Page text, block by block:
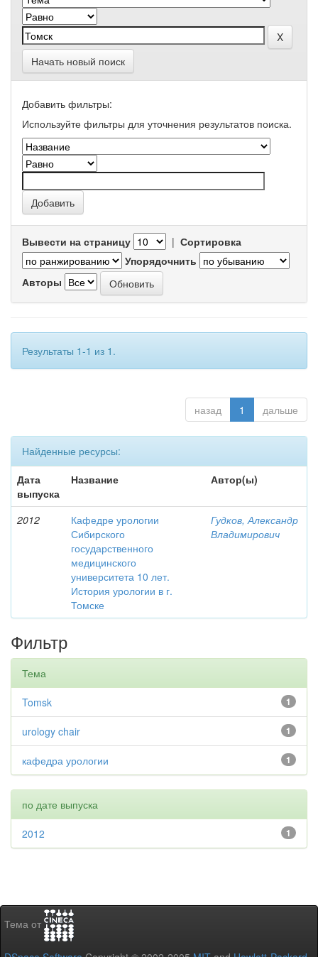
Начать новый поиск
Добавить фильтры:
Используйте фильтры для уточнения результатов поиска.
Вывести на страницу | Сортировка
Упорядочнить
Авторы
Результаты 1-1 из 1.
назад 1 дальше
Найденные ресурсы:
Дата
выпуска
Название Автор(ы)
2012
Кафедре урологии
Сибирского
государственного
медицинского
университета 10 лет.
История урологии в г.
Томске
Гудков, Александр
Владимирович
Фильтр
Тема
1
Tomsk
1
urology chair
1
кафедра урологии
по дате выпуска
1
2012
Тема от